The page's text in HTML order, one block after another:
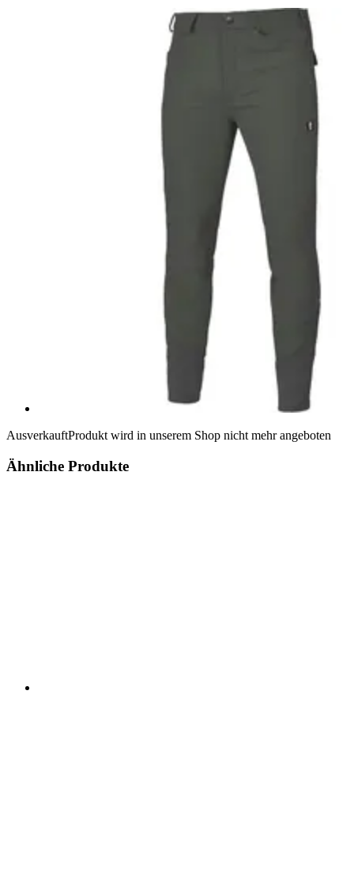
AusverkauftProdukt wird in unserem Shop nicht mehr angeboten
Ähnliche Produkte